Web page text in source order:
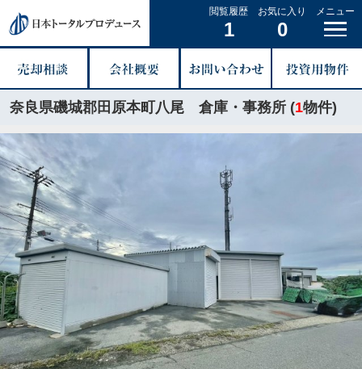
閲覧履歴
1
お気に入り
0
メニュー
奈良県磯城郡田原本町八尾 倉庫・事務所 (1物件)